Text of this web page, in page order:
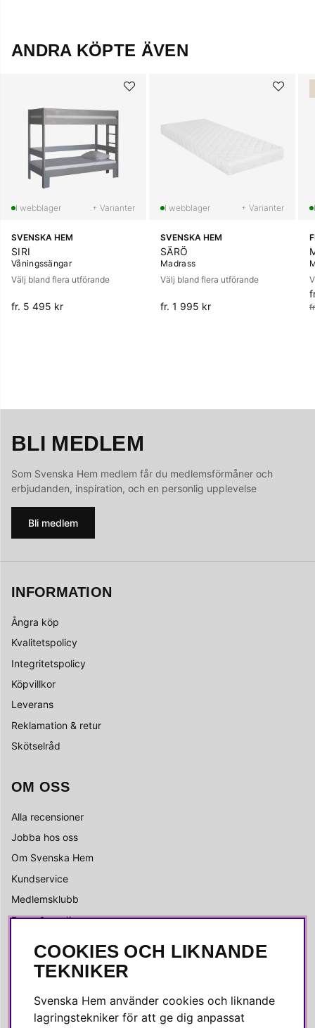
ANDRA KÖPTE ÄVEN
+ Varianter
SVENSKA HEM
SIRI
Våningssängar
Välj bland flera utförande
fr. 5 495 kr
+ Varianter
SVENSKA HEM
SÄRÖ
Madrass
Välj bland flera utförande
fr. 1 995 kr
BLI MEDLEM
Som Svenska Hem medlem får du medlemsförmåner och
erbjudanden, inspiration, och en personlig upplevelse
Bli medlem
INFORMATION
Ångra köp
Kvalitetspolicy
Integritetspolicy
Köpvillkor
Leverans
Reklamation & retur
Skötselråd
OM OSS
Alla recensioner
Jobba hos oss
Om Svenska Hem
Kundservice
Medlemsklubb
Press & media
SOCIALA MEDIER
Instagram
COOKIES OCH LIKNANDE
TEKNIKER
Svenska Hem använder cookies och liknande
lagringstekniker för att ge dig anpassat